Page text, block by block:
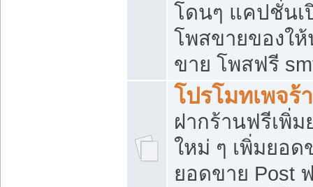
โดนๆ แคปชั่นเ
โพสขายของใ
ขาย โพสฟรี
โปรโมทเพจร้
ฝากร้านฟรีเพิ่
ใหม่ ๆ เพิ่มยอด
ยอดขาย Post